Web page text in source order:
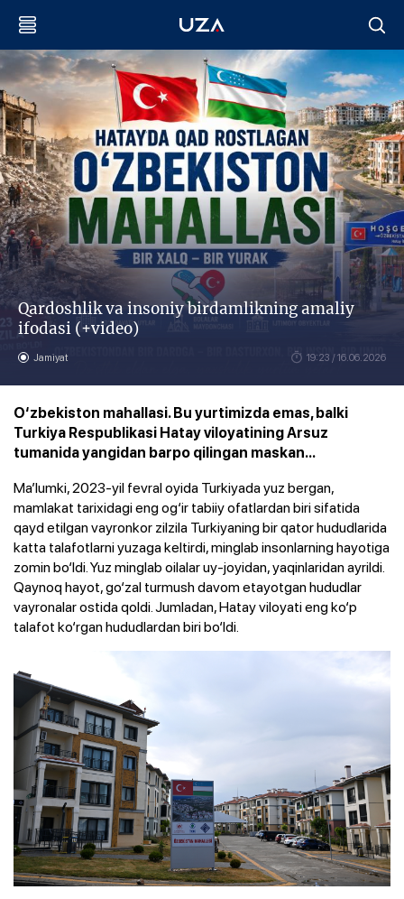
Qardoshlik va insoniy birdamlikning amaliy
ifodasi (+video)
Jamiyat 19:23 / 16.06.2026
O‘zbekiston mahallasi. Bu yurtimizda emas, balki
Turkiya Respublikasi Hatay viloyatining Arsuz
tumanida yangidan barpo qilingan maskan...
Ma’lumki, 2023-yil fevral oyida Turkiyada yuz bergan,
mamlakat tarixidagi eng og‘ir tabiiy ofatlardan biri sifatida
qayd etilgan vayronkor zilzila Turkiyaning bir qator hududlarida
katta talafotlarni yuzaga keltirdi, minglab insonlarning hayotiga
zomin bo‘ldi. Yuz minglab oilalar uy-joyidan, yaqinlaridan ayrildi.
Qaynoq hayot, go‘zal turmush davom etayotgan hududlar
vayronalar ostida qoldi. Jumladan, Hatay viloyati eng ko‘p
talafot ko‘rgan hududlardan biri bo‘ldi.